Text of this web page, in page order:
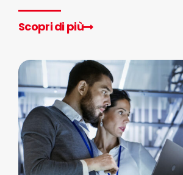
Scopri di più